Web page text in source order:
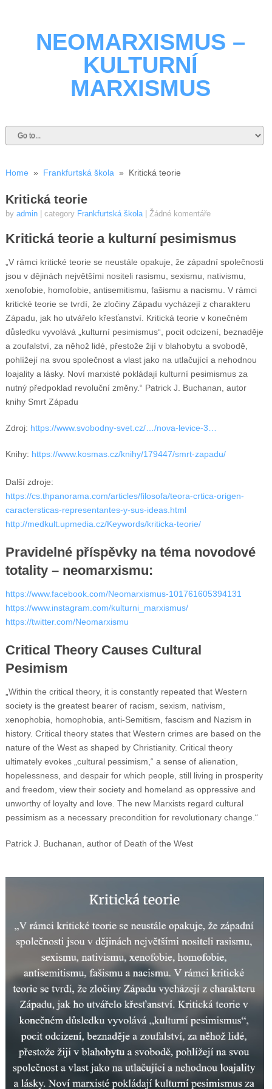
NEOMARXISMUS –
KULTURNÍ
MARXISMUS
Home » Frankfurtská škola » Kritická teorie
Kritická teorie
by admin| category Frankfurtská škola| Žádné komentáře
Kritická teorie a kulturní pesimismus
„V rámci kritické teorie se neustále opakuje, že západní společnosti
jsou v dějinách největšími nositeli rasismu, sexismu, nativismu,
xenofobie, homofobie, antisemitismu, fašismu a nacismu. V rámci
kritické teorie se tvrdí, že zločiny Západu vycházejí z charakteru
Západu, jak ho utvářelo křesťanství. Kritická teorie v konečném
důsledku vyvolává „kulturní pesimismus“, pocit odcizení, beznaděje
a zoufalství, za něhož lidé, přestože žijí v blahobytu a svobodě,
pohlížejí na svou společnost a vlast jako na utlačující a nehodnou
loajality a lásky. Noví marxisté pokládají kulturní pesimismus za
nutný předpoklad revoluční změny.“ Patrick J. Buchanan, autor
knihy Smrt Západu
Zdroj: https://www.svobodny-svet.cz/…/nova-levice-3…
Knihy: https://www.kosmas.cz/knihy/179447/smrt-zapadu/
Další zdroje:
https://cs.thpanorama.com/articles/filosofa/teora-crtica-origen-
caractersticas-representantes-y-sus-ideas.html
http://medkult.upmedia.cz/Keywords/kriticka-teorie/
Pravidelné příspěvky na téma novodové
totality – neomarxismu:
https://www.facebook.com/Neomarxismus-101761605394131
https://www.instagram.com/kulturni_marxismus/
https://twitter.com/Neomarxismu
Critical Theory Causes Cultural
Pesimism
„Within the critical theory, it is constantly repeated that Western
society is the greatest bearer of racism, sexism, nativism,
xenophobia, homophobia, anti-Semitism, fascism and Nazism in
history. Critical theory states that Western crimes are based on the
nature of the West as shaped by Christianity. Critical theory
ultimately evokes „cultural pessimism,“ a sense of alienation,
hopelessness, and despair for which people, still living in prosperity
and freedom, view their society and homeland as oppressive and
unworthy of loyalty and love. The new Marxists regard cultural
pessimism as a necessary precondition for revolutionary change.“
Patrick J. Buchanan, author of Death of the West